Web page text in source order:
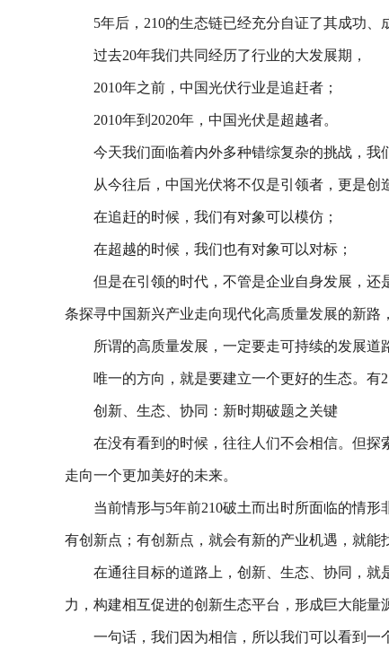
5年后，210的生态链已经充分自证了其成功、
过去20年我们共同经历了行业的大发展期，
2010年之前，中国光伏行业是追赶者；
2010年到2020年，中国光伏是超越者。
今天我们面临着内外多种错综复杂的挑战，我
从今往后，中国光伏将不仅是引领者，更是创
在追赶的时候，我们有对象可以模仿；
在超越的时候，我们也有对象可以对标；
但是在引领的时代，不管是企业自身发展，
条探寻中国新兴产业走向现代化高质量发展的新路
所谓的高质量发展，一定要走可持续的发展道
唯一的方向，就是要建立一个更好的生态。有
创新、生态、协同：新时期破题之关键
在没有看到的时候，往往人们不会相信。但探
走向一个更加美好的未来。
当前情形与5年前210破土而出时所面临的情
有创新点；有创新点，就会有新的产业机遇，就能
在通往目标的道路上，创新、生态、协同，
力，构建相互促进的创新生态平台，形成巨大能量
一句话，我们因为相信，所以我们可以看到